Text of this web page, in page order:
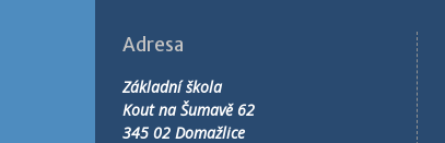
Adresa
Základní škola
Kout na Šumavě 62
345 02 Domažlice